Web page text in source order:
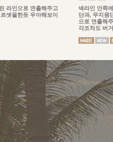
라인으로 연출해주고
셋을한듯 우아해보이
넥라인 안쪽
단과, 무지원
으로 연출해
각조차도 버